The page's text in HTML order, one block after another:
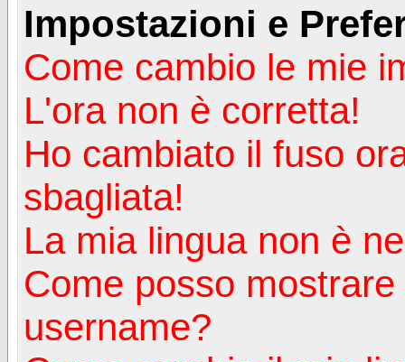
Impostazioni e
Come cambio le mie
L'ora non è corretta!
Ho cambiato il fuso
sbagliata!
La mia lingua non è
Come posso
username?